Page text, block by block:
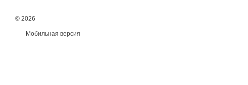
© 2026
Мобильная версия